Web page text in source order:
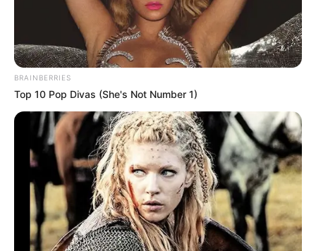
BRAINBERRIES
Top 10 Pop Divas (She's Not Number 1)